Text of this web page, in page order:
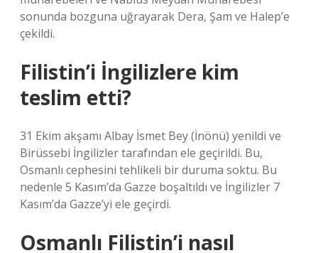
sonunda bozguna uğrayarak Dera, Şam ve Halep’e
çekildi.
Filistin’i İngilizlere kim
teslim etti?
31 Ekim akşamı Albay İsmet Bey (İnönü) yenildi ve
Birüssebi İngilizler tarafından ele geçirildi. Bu,
Osmanlı cephesini tehlikeli bir duruma soktu. Bu
nedenle 5 Kasım’da Gazze boşaltıldı ve İngilizler 7
Kasım’da Gazze’yi ele geçirdi.
Osmanlı Filistin’i nasıl